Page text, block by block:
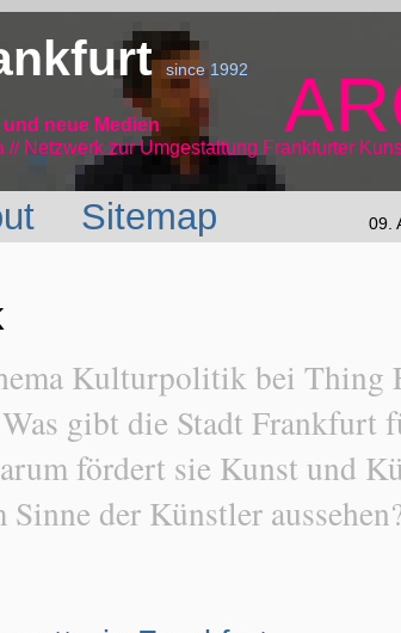
since 1992
neue Medien
// Netzwerk zur Umgestaltung Frankfurter
Sitemap 09.
Kulturpolitik bei Thing
gibt die Stadt Frankfurt
fördert sie Kunst und
der Künstler